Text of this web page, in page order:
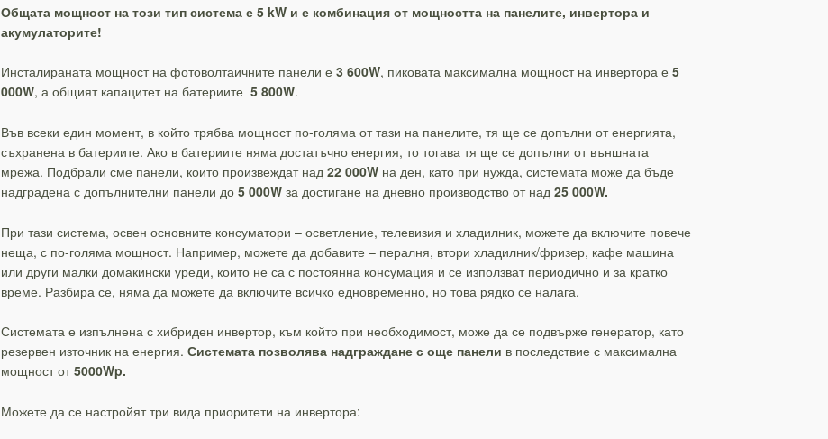
Общата мощност на този тип система е 5 kW и е комбинация от мощността на панелите, инвертора и
акумулаторите!
Инсталираната мощност на фотоволтаичните панели е 3 600W, пиковата максимална мощност на инвертора е 5
000W, а общият капацитет на батериите 5 800W.
Във всеки един момент, в който трябва мощност по-голяма от тази на панелите, тя ще се допълни от енергията,
съхранена в батериите. Ако в батериите няма достатъчно енергия, то тогава тя ще се допълни от външната
мрежа. Подбрали сме панели, които произвеждат над 22 000Wна ден, като при нужда, системата може да бъде
надградена с допълнителни панели до5 000Wза достигане на дневно производство от над 25 000W.
При тази система, освен основните консуматори – осветление, телевизия и хладилник, можете да включите повече
неща, с по-голяма мощност. Например, можете да добавите – пералня, втори хладилник/фризер, кафе машина
или други малки домакински уреди, които не са с постоянна консумация и се използват периодично и за кратко
време. Разбира се, няма да можете да включите всичко едновременно, но това рядко се налага.
Системата е изпълнена с хибриден инвертор, към който при необходимост, може да се подвърже генератор, като
резервен източник на енергия. Системата позволява надграждане с още панели в последствие с максимална
мощност от5000Wp.
Можете да се настройят три вида приоритети на инвертора: